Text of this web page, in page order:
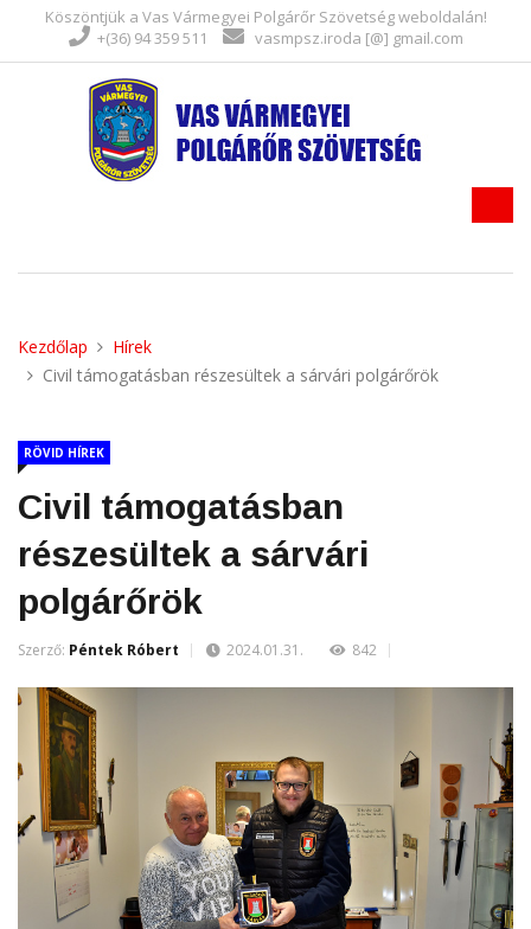
Köszöntjük a Vas Vármegyei Polgárőr Szövetség weboldalán!
+(36) 94 359 511
vasmpsz.iroda [@] gmail.com
Kezdőlap
Hírek
Civil támogatásban részesültek a sárvári polgárőrök
RÖVID HÍREK
Civil támogatásban
részesültek a sárvári
polgárőrök
Szerző: Péntek Róbert 2024.01.31. 842